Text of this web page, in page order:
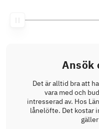
Ansök
Det är alltid bra att
vara med och
intresserad av. Hos
lånelöfte. Det kostar